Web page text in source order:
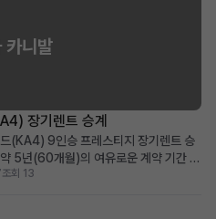
카니발
장기렌트 승계
(KA4) 9인승 프레스티지 장기렌트 승
5년(60개월)의 여유로운 계약 기간 뛰
운전자 보조 및 편의 옵션 적용 넓은 공
조회 13